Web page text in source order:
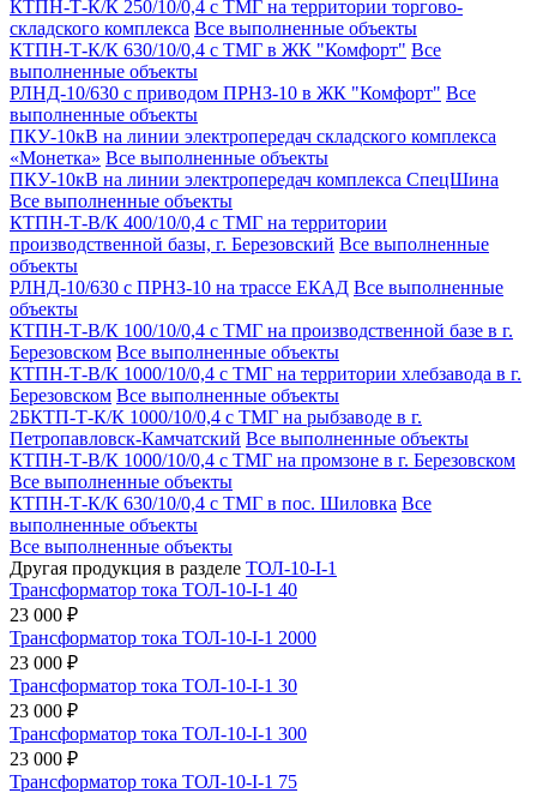
КТПН-Т-К/К 250/10/0,4 с ТМГ на территории торгово-
складского комплекса Все выполненные объекты
КТПН-Т-К/К 630/10/0,4 с ТМГ в ЖК "Комфорт" Все
выполненные объекты
РЛНД-10/630 с приводом ПРНЗ-10 в ЖК "Комфорт" Все
выполненные объекты
ПКУ-10кВ на линии электропередач складского комплекса
«Монетка» Все выполненные объекты
ПКУ-10кВ на линии электропередач комплекса СпецШина
Все выполненные объекты
КТПН-Т-В/К 400/10/0,4 с ТМГ на территории
производственной базы, г. Березовский Все выполненные
объекты
РЛНД-10/630 с ПРНЗ-10 на трассе ЕКАД Все выполненные
объекты
КТПН-Т-В/К 100/10/0,4 с ТМГ на производственной базе в г.
Березовском Все выполненные объекты
КТПН-Т-В/К 1000/10/0,4 с ТМГ на территории хлебзавода в г.
Березовском Все выполненные объекты
2БКТП-Т-К/К 1000/10/0,4 с ТМГ на рыбзаводе в г.
Петропавловск-Камчатский Все выполненные объекты
КТПН-Т-В/К 1000/10/0,4 с ТМГ на промзоне в г. Березовском
Все выполненные объекты
КТПН-Т-К/К 630/10/0,4 с ТМГ в пос. Шиловка Все
выполненные объекты
Все выполненные объекты
Другая продукция в разделе ТОЛ-10-I-1
Трансформатор тока ТОЛ-10-I-1 40
23 000 ₽
Трансформатор тока ТОЛ-10-I-1 2000
23 000 ₽
Трансформатор тока ТОЛ-10-I-1 30
23 000 ₽
Трансформатор тока ТОЛ-10-I-1 300
23 000 ₽
Трансформатор тока ТОЛ-10-I-1 75